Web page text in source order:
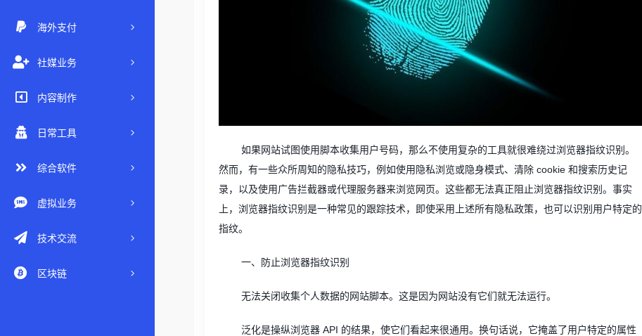
海外支付
社媒业务
内容制作
日常工具
综合软件
虚拟业务
技术交流
区块链
如果网站试图使用脚本收集用户号码，那么不使用复杂的工具就很难绕过浏览器指纹识别。
然而，有一些众所周知的隐私技巧，例如使用隐私浏览或隐身模式、清除 cookie和搜索历史记
录，以及使用广告拦截器或代理服务器来浏览网页。这些都无法真正阻止浏览器指纹识别。事实
上，浏览器指纹识别是一种常见的跟踪技术，即使采用上述所有隐私政策，也可以识别用户特定的
指纹。
一、防止浏览器指纹识别
无法关闭收集个人数据的网站脚本。这是因为网站没有它们就无法运行。
泛化是操纵浏览器 API 的结果，使它们看起来很通用。换句话说，它掩盖了用户特定的属性